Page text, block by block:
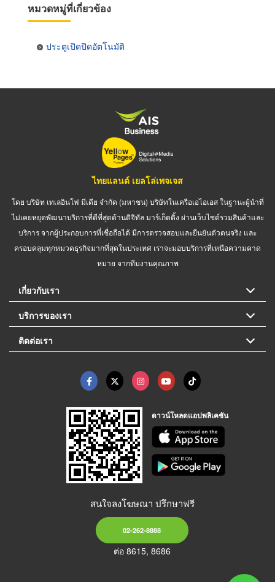
หมวดหมู่ที่เกี่ยวข้อง
ประตูเปิดปิดอัตโนมัติ
ไทยแลนด์ เยลโล่เพจเจส
โดย บริษัท เทเลอินโฟ มีเดีย จำกัด (มหาชน) บริษัทในเครือเอไอเอส ในฐานะผู้นำที่
ไม่เคยหยุดพัฒนาบริการที่ดีที่สุดด้านดิจิทัล มาร์เก็ตติ้ง ผ่านเว็บไซต์รวมสินค้าและ
บริการ จากผู้ประกอบการที่เชื่อถือได้ มีการตรวจสอบและยืนยันตัวตนจริง และ
ครอบคลุมทุกหมวดธุรกิจมากที่สุดในประเทศ เราจะมอบบริการที่เหนือความคาด
หมาย จากทีมงานคุณภาพ
เกี่ยวกับเรา
บริการของเรา
ติดต่อเรา
ดาวน์โหลดแอปพลิเคชัน
สนใจลงโฆษณา ปรึกษาฟรี
02-262-8888
ต่อ 8615, 8686